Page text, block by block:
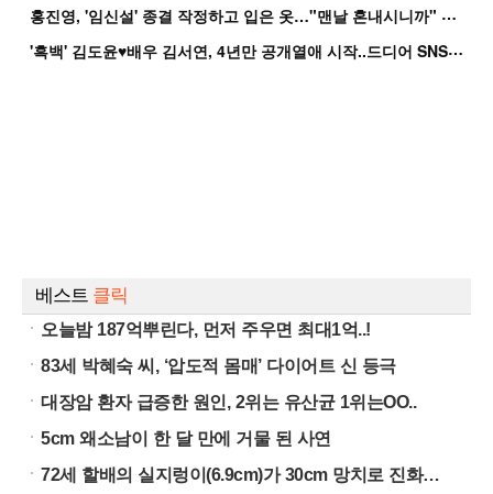
홍
진영, '임신설' 종결 작정하고 입은 옷…"맨날 혼내시니까" 억울
'
흑백' 김도윤♥배우 김서연, 4년만 공개열애 시작..드디어 SNS에 노출 [핫피...